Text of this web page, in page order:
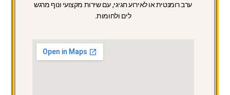
ערב רומנטית או לאירוע חגיגי, עם שירות מקצועי ונוף מרגש
לים ולחומות.